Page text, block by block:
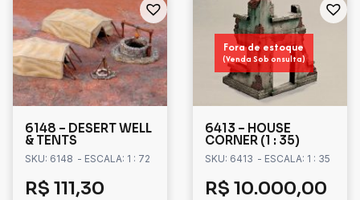
6148 – DESERT WELL
& TENTS
SKU: 6148 - ESCALA: 1 : 72
R$ 111,30
Fora de estoque
(Venda Sob onsulta)
6413 – HOUSE
CORNER (1 : 35)
SKU: 6413 - ESCALA: 1 : 35
R$ 10.000,00